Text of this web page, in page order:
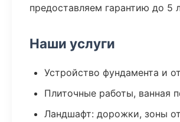
предоставляем гарантию до 5
Наши услуги
Устройство фундамента и
Плиточные работы, ванная
Ландшафт: дорожки, зоны